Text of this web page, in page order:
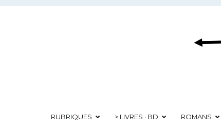
Aller
RUBRIQUES > LIVRES · BD ROMANS